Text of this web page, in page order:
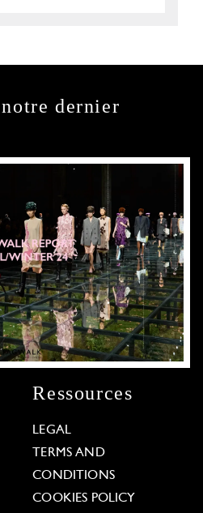
dernier
Ressources
LEGAL
TERMS AND
CONDITIONS
COOKIES POLICY